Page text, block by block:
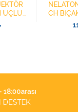
UÇLU
CH
18:00arası
DESTEK